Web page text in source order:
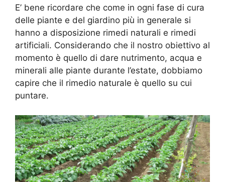
E’ bene ricordare che come in ogni fase di cura
delle piante e del giardino più in generale si
hanno a disposizione rimedi naturali e rimedi
artificiali. Considerando che il nostro obiettivo al
momento è quello di dare nutrimento, acqua e
minerali alle piante durante l’estate, dobbiamo
capire che il rimedio naturale è quello su cui
puntare.